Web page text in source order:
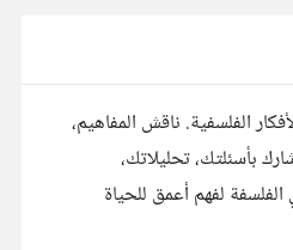
الفلسفية. ناقش المفاهيم،
بأسئلتك، تحليلاتك،
لفهم أعمق للحياة